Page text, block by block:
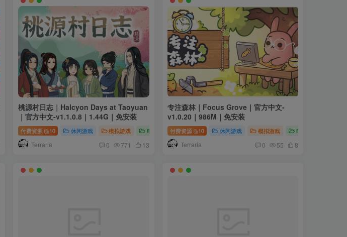
桃源村日志｜Halcyon Days at Taoyuan
｜官方中文-v1.1.0.8｜1.44G｜免安装
付费资源 10 休闲游戏 模拟游戏 电脑游戏
Terraria 0 771 13
专注森林｜Focus Grove｜官方中文-
v1.0.20｜986M｜免安装
付费资源 10 休闲游戏 模拟游戏 电脑游戏
Terraria 0 55 8